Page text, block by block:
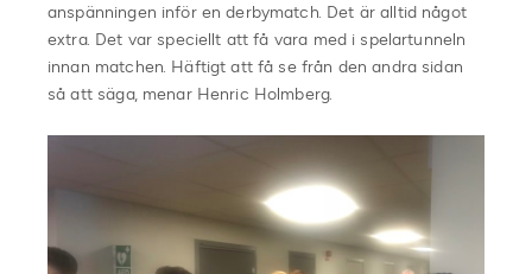
anspänningen inför en derbymatch. Det är alltid något
extra. Det var speciellt att få vara med i spelartunneln
innan matchen. Häftigt att få se från den andra sidan
så att säga, menar Henric Holmberg.